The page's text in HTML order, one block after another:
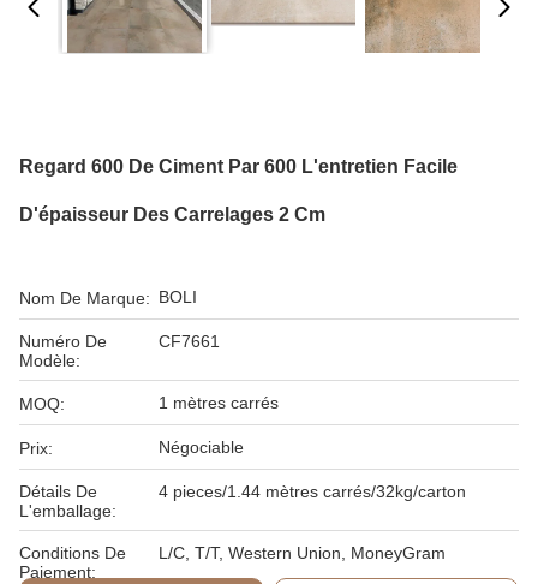
Regard 600 De Ciment Par 600 L'entretien Facile
D'épaisseur Des Carrelages 2 Cm
Nom De Marque: BOLI
Numéro De
Modèle:
CF7661
MOQ: 1 mètres carrés
Prix: Négociable
Détails De
L'emballage:
4 pieces/1.44 mètres carrés/32kg/carton
Conditions De
Paiement:
L/C, T/T, Western Union, MoneyGram